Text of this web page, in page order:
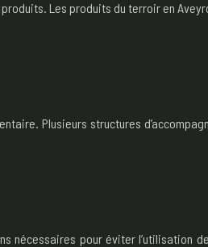
Les produits du terroir en
Plusieurs structures
nécessaires pour éviter l’utilisation